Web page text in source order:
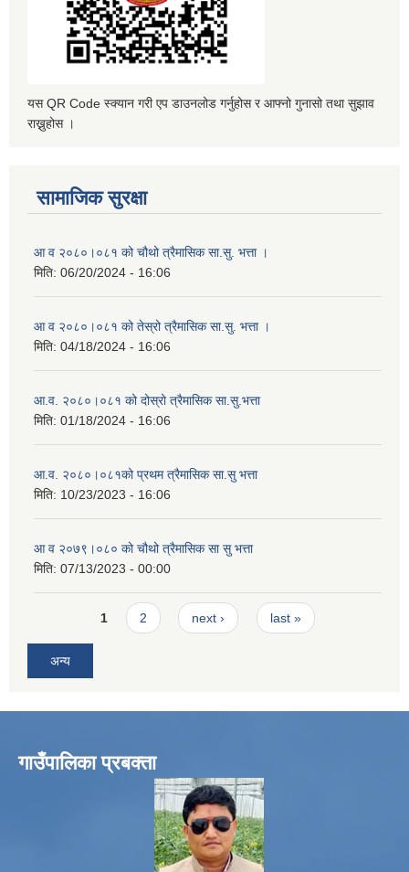
यस QR Code स्क्यान गरी एप डाउनलोड गर्नुहोस र आफ्नो गुनासो तथा सुझाव
राख्नुहोस ।
सामाजिक सुरक्षा
आ व २०८०।०८१ को चौथो त्रैमासिक सा.सु. भत्ता ।
मिति: 06/20/2024 - 16:06
आ व २०८०।०८१ को तेस्रो त्रैमासिक सा.सु. भत्ता ।
मिति: 04/18/2024 - 16:06
आ.व. २०८०।०८१ को दोस्रो त्रैमासिक सा.सु.भत्ता
मिति: 01/18/2024 - 16:06
आ.व. २०८०।०८१को प्रथम त्रैमासिक सा.सु भत्ता
मिति: 10/23/2023 - 16:06
आ व २०७९।०८० को चौथो त्रैमासिक सा सु भत्ता
मिति: 07/13/2023 - 00:00
Pages1 2 next › last »
अन्य
गाउँपालिका प्रबक्ता